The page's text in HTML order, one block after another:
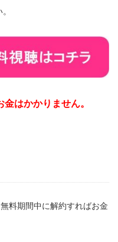
はかかりません。
料期間中に解約すればお金